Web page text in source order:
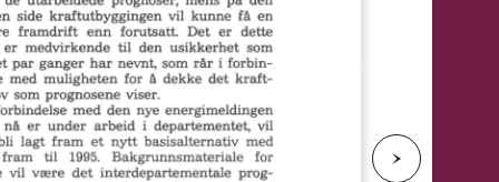
N
e
s
t
e
s
i
d
e